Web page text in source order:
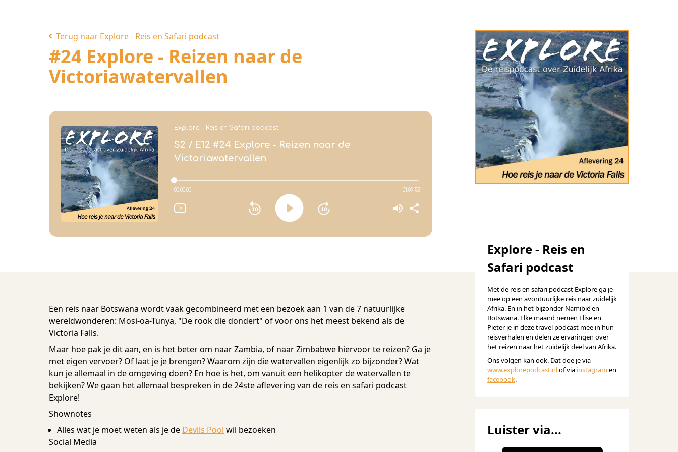
Terug naar Explore - Reis en Safari podcast
#24 Explore - Reizen naar de
Victoriawatervallen
Een reis naar Botswana wordt vaak gecombineerd met een bezoek aan 1 van de 7 natuurlijke
wereldwonderen: Mosi-oa-Tunya, "De rook die dondert" of voor ons het meest bekend als de
Victoria Falls.
Maar hoe pak je dit aan, en is het beter om naar Zambia, of naar Zimbabwe hiervoor te reizen? Ga je
met eigen vervoer? Of laat je je brengen? Waarom zijn die watervallen eigenlijk zo bijzonder? Wat
kun je allemaal in de omgeving doen? En hoe is het, om vanuit een helikopter de watervallen te
bekijken? We gaan het allemaal bespreken in de 24ste aflevering van de reis en safari podcast
Explore!
Shownotes
Alles wat je moet weten als je de Devils Pool wil bezoeken
Social Media
Explore - Reis en
Safari podcast
Met de reis en safari podcast Explore ga je
mee op een avontuurlijke reis naar zuidelijk
Afrika. En in het bijzonder Namibië en
Botswana. Elke maand nemen Elise en
Pieter je in deze travel podcast mee in hun
reisverhalen en delen ze ervaringen over
het reizen naar het zuidelijk deel van Afrika.
Ons volgen kan ook. Dat doe je via
www.explorepodcast.nlof via instagram en
facebook.
Luister via...